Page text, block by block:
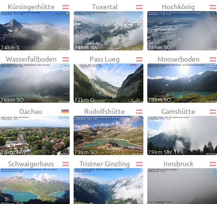
Kürsingerhütte
74km S
Tuxertal
74km SW
Hochkönig
76km SO
Wasserfallboden
76km SO
Pass Lueg
77km O
Mooserboden
78km SO
Dachau
78km NW
Rudolfshütte
79km SO
Gamshütte
79km SW
Schwaigerhaus Tristner Ginzling Innsbruck